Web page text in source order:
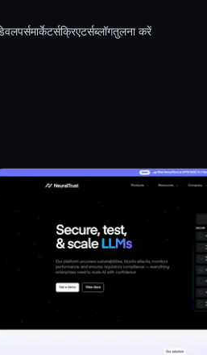
मार्केटर्सक्रिएटर्सब्लॉगतुलना करें